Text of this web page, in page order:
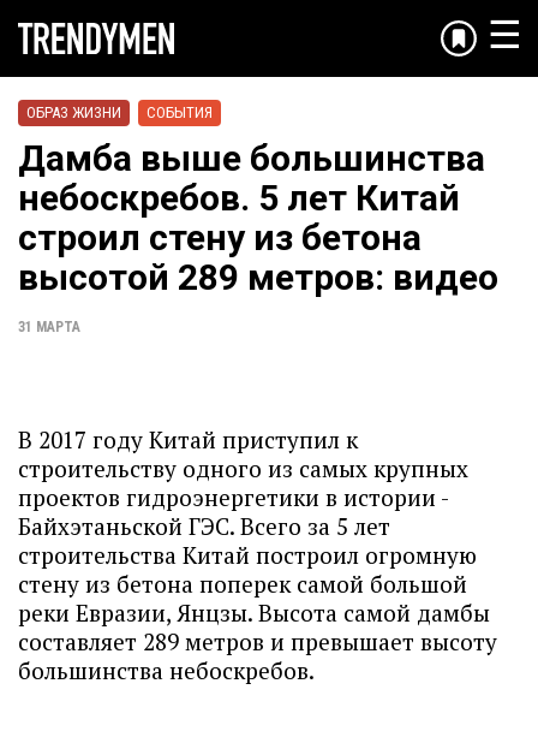
☰
ОБРАЗ ЖИЗНИ СОБЫТИЯ
Дамба выше большинства
небоскребов. 5 лет Китай
строил стену из бетона
высотой 289 метров: видео
31 МАРТА
В 2017 году Китай приступил к
строительству одного из самых крупных
проектов гидроэнергетики в истории -
Байхэтаньской ГЭС. Всего за 5 лет
строительства Китай построил огромную
стену из бетона поперек самой большой
реки Евразии, Янцзы. Высота самой дамбы
составляет 289 метров и превышает высоту
большинства небоскребов.